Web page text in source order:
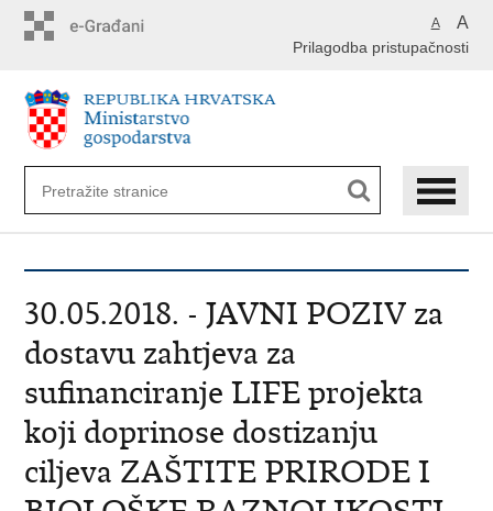
A A
Prilagodba pristupačnosti
30.05.2018. - JAVNI POZIV za
dostavu zahtjeva za
sufinanciranje LIFE projekta
koji doprinose dostizanju
ciljeva ZAŠTITE PRIRODE I